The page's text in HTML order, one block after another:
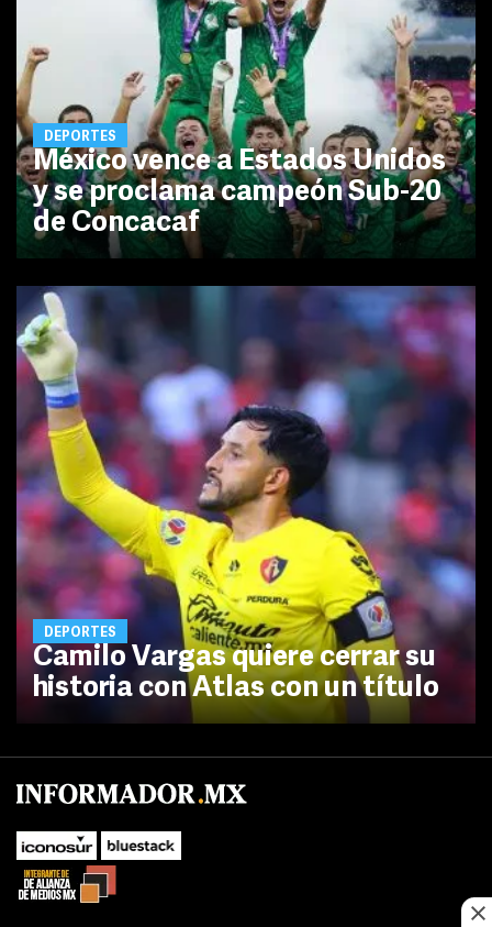
DEPORTES
México vence a Estados Unidos
y se proclama campeón Sub-20
de Concacaf
DEPORTES
Camilo Vargas quiere cerrar su
historia con Atlas con un título